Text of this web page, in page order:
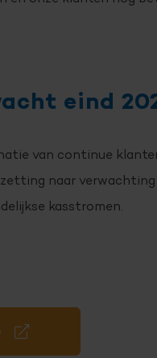
eind
van continue
naar
kasstromen.